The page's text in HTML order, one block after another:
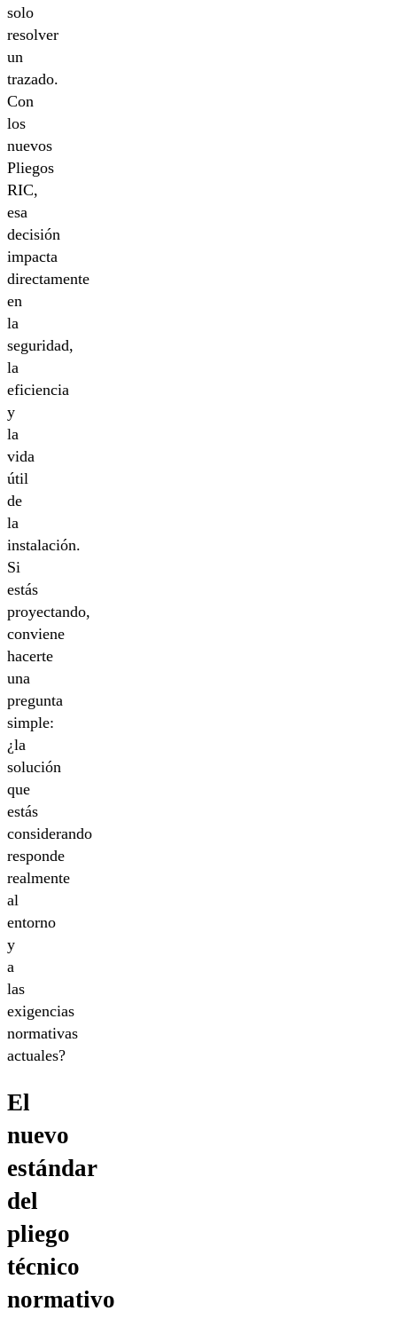
solo
resolver
un
trazado.
Con
los
nuevos
Pliegos
RIC,
esa
decisión
impacta
directamente
en
la
seguridad,
la
eficiencia
y
la
vida
útil
de
la
instalación.
Si
estás
proyectando,
conviene
hacerte
una
pregunta
simple:
¿la
solución
que
estás
considerando
responde
realmente
al
entorno
y
a
las
exigencias
normativas
actuales?
El
nuevo
estándar
del
pliego
técnico
normativo